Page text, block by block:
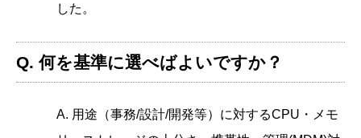
した。
Q. 何を基準に選べばよいですか？
A. 用途（事務/設計/開発等）に対するCPU・メモ